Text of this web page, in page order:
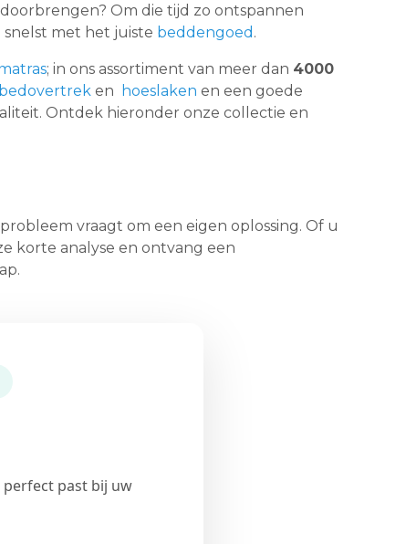
Om die tijd zo ontspannen
met het juiste beddengoed .
; in ons assortiment van meer dan 4000
en hoeslaken en een goede
Ontdek hieronder onze collectie en
vraagt om een eigen oplossing. Of u
korte analyse en ontvang een
perfect past bij uw